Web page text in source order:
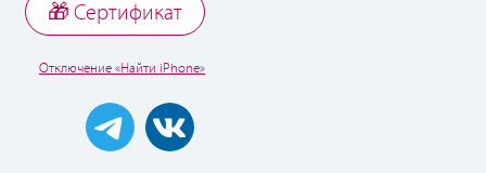
🎁 Cертификат
Отключение «Найти iPhone»